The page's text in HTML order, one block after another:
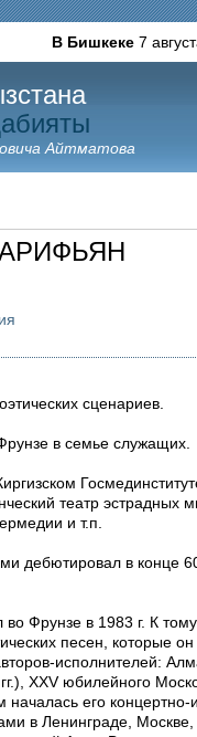
В Бишкеке 7
Айтматова
сценариев.
в семье служащих.
театр
и т.п.
дебютировал в конце
Фрунзе в 1983 г. К
песен, которые
исполнителей:
началась его
в Ленинграде,